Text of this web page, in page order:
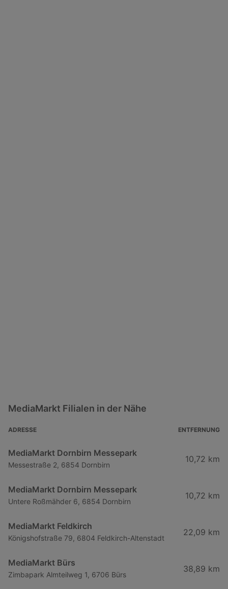
MediaMarkt Filialen in der Nähe
ADRESSE ENTFERNUNG
MediaMarkt Dornbirn Messepark
Messestraße 2, 6854 Dornbirn
10,72 km
MediaMarkt Dornbirn Messepark
Untere Roßmähder 6, 6854 Dornbirn
10,72 km
MediaMarkt Feldkirch
Königshofstraße 79, 6804 Feldkirch-Altenstadt
22,09 km
MediaMarkt Bürs
Zimbapark Almteilweg 1, 6706 Bürs
38,89 km